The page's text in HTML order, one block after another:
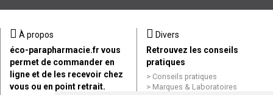
À propos
éco-parapharmacie.fr vous
permet de commander en
ligne et de les recevoir chez
vous ou en point retrait.
Divers
Retrouvez les conseils
pratiques
Conseils pratiques
Marques & Laboratoires